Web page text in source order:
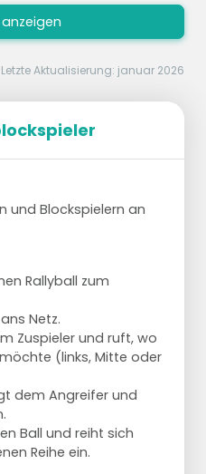
Letzte Aktualisierung: januar 2026
und Blockspielern an
Rallyball zum
Netz.
Zuspieler und ruft, wo
(links, Mitte oder
dem Angreifer und
Ball und reiht sich
Reihe ein.